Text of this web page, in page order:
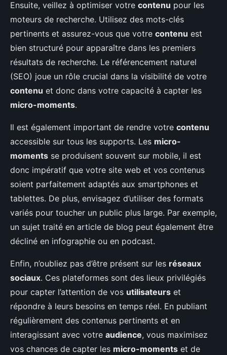
Ensuite, veillez à optimiser votre contenu pour les
moteurs de recherche. Utilisez des mots-clés
pertinents et assurez-vous que votre contenu est
bien structuré pour apparaître dans les premiers
résultats de recherche. Le référencement naturel
(SEO) joue un rôle crucial dans la visibilité de votre
contenu et donc dans votre capacité à capter les
micro-moments.
Il est également important de rendre votre contenu
accessible sur tous les supports. Les micro-
moments se produisent souvent sur mobile, il est
donc impératif que votre site web et vos contenus
soient parfaitement adaptés aux smartphones et
tablettes. De plus, envisagez d’utiliser des formats
variés pour toucher un public plus large. Par exemple,
un sujet traité en article de blog peut également être
décliné en infographie ou en podcast.
Enfin, n’oubliez pas d’être présent sur les réseaux
sociaux. Ces plateformes sont des lieux privilégiés
pour capter l’attention de vos utilisateurs et
répondre à leurs besoins en temps réel. En publiant
régulièrement des contenus pertinents et en
interagissant avec votre audience, vous maximisez
vos chances de capter les micro-moments et de